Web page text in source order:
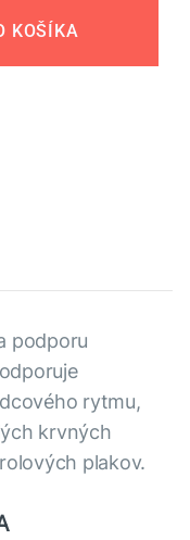
KOŠÍKA
podporu
rytmu,
krvných
plakov.